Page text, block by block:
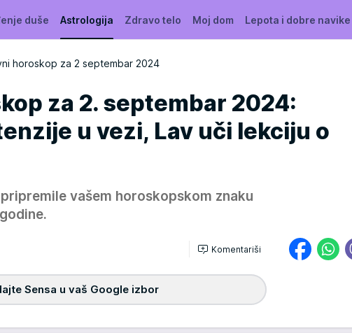
duše Astrologija Zdravo telo Moj dom Lepota i dobre navike
horoskop za 2 septembar 2024
za 2. septembar 2024:
u vezi, Lav uči lekciju o
vašem horoskopskom znaku
Komentariši
Sensa u vaš Google izbor